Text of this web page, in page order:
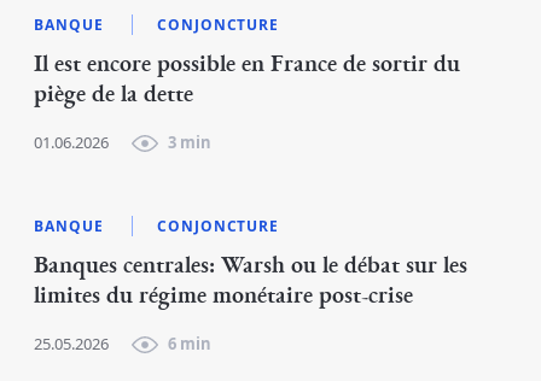
BANQUE CONJONCTURE
Il est encore possible en France de sortir du
piège de la dette
01.06.2026 3 min
BANQUE CONJONCTURE
Banques centrales: Warsh ou le débat sur les
limites du régime monétaire post-crise
25.05.2026 6 min